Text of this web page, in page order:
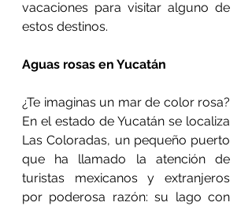
vacaciones para visitar alguno de
estos destinos.
Aguas rosas en Yucatán
¿Te imaginas un mar de color rosa?
En el estado de Yucatán se localiza
Las Coloradas, un pequeño puerto
que ha llamado la atención de
turistas mexicanos y extranjeros
por poderosa razón: su lago con